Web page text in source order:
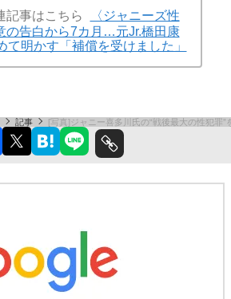
記事はこちら
〈ジャニーズ性
の告白から7カ月…元Jr.橋田康
て明かす「補償を受けました」
記事 [写真]ジャニー喜多川氏の“戦後最大の性犯罪